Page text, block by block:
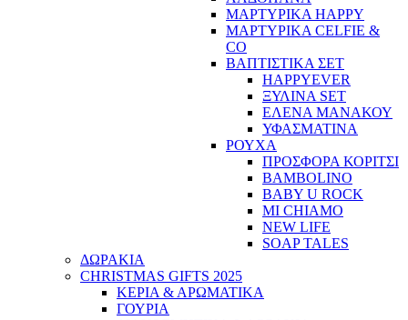
ΜΑΡΤΥΡΙΚΑ HAPPY
ΜΑΡΤΥΡΙΚΑ CELFIE &
CO
ΒΑΠΤΙΣΤΙΚΑ ΣΕΤ
HAPPYEVER
ΞΥΛΙΝΑ SET
ΕΛΕΝΑ ΜΑΝΑΚΟΥ
ΥΦΑΣΜΑΤΙΝΑ
ΡΟΥΧΑ
ΠΡΟΣΦΟΡΑ ΚΟΡΙΤΣΙ
BAMBOLINO
BABY U ROCK
MI CHIAMO
NEW LIFE
SOAP TALES
ΔΩΡΑΚΙΑ
CHRISTMAS GIFTS 2025
ΚΕΡΙΑ & ΑΡΩΜΑΤΙΚΑ
ΓΟΥΡΙΑ